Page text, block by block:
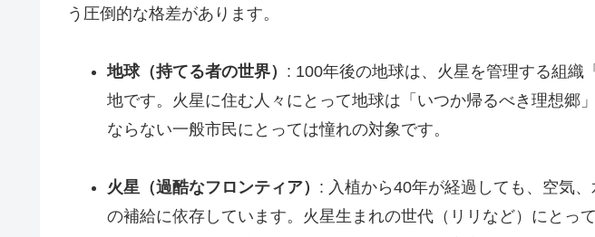
う圧倒的な格差があります。
地球（持てる者の世界） : 100年後の地球は、火星を管理する組織
地です。火星に住む人々にとって地球は「いつか帰るべき理想郷
ならない一般市民にとっては憧れの対象です。
火星（過酷なフロンティア） : 入植から40年が経過しても、空気
の補給に依存しています。火星生まれの世代（リリなど）にとっ